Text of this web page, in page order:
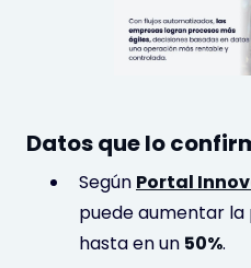
Datos que lo
Según Portal
puede aumentar
hasta en un 50%.